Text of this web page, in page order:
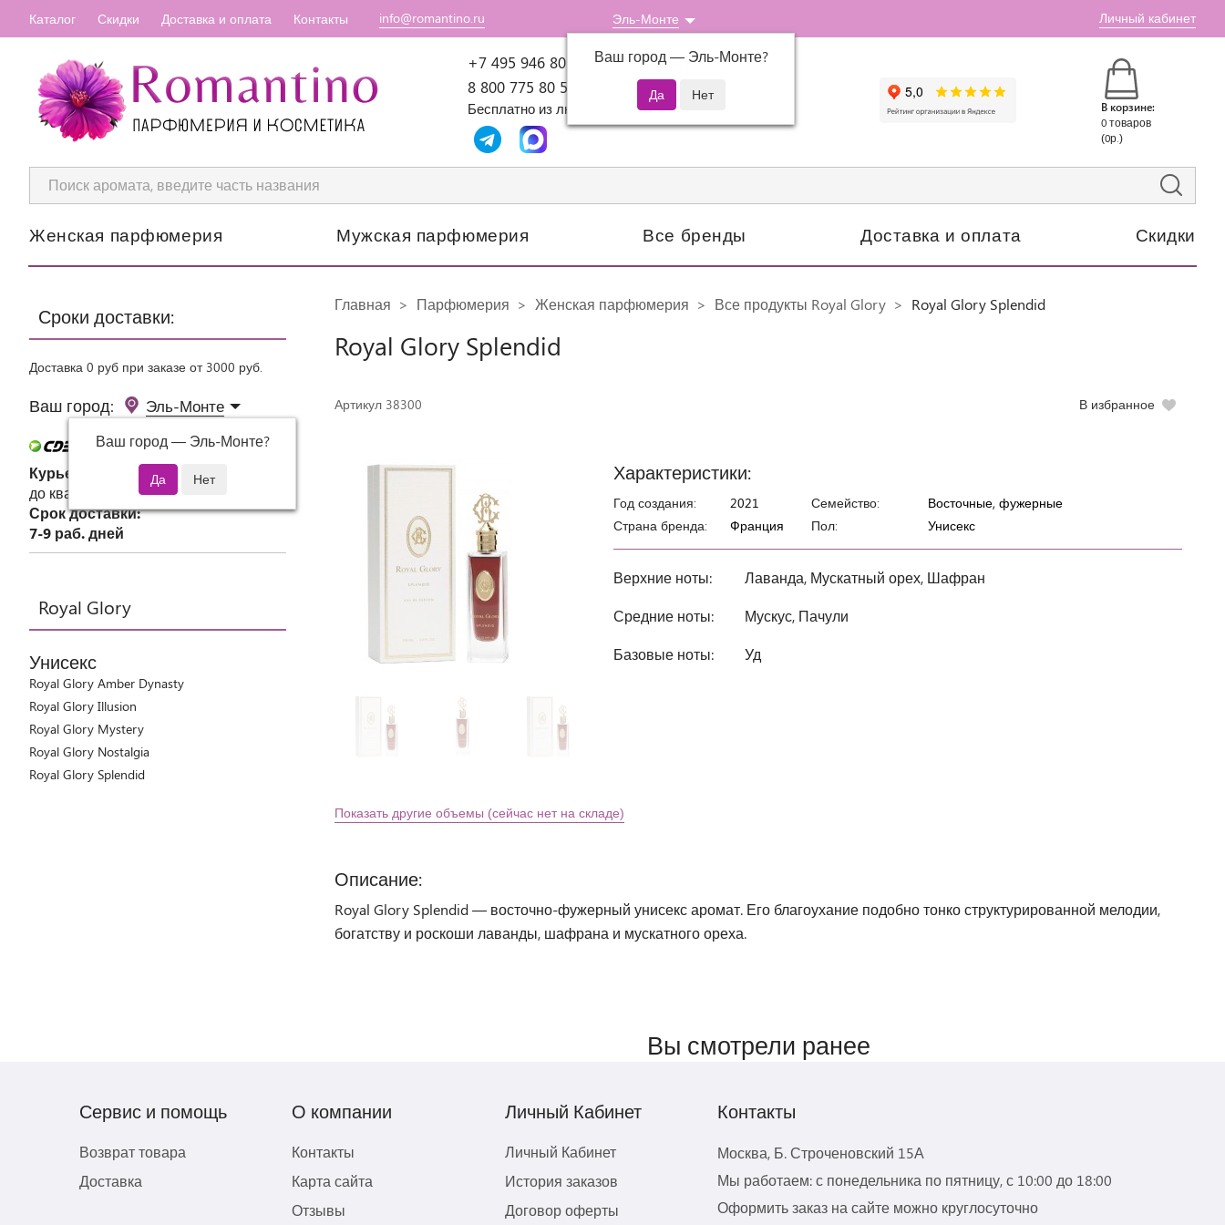
Каталог Скидки Доставка и оплата Контакты info@romantino.ru Эль-Монте
Ваш город — Эль-Монте?
Личный кабинет
+7 495 946 80 07 Пн-Пт: 10:00-18:00
8 800 775 80 51
Бесплатно из любого региона России
В корзине:
0 товаров
(0р.)
Женская парфюмерия Мужская парфюмерия Все бренды Доставка и оплата Скидки
Сроки доставки:
Доставка 0 руб при заказе от 3000 руб.
Ваш город: Эль-Монте
Ваш город — Эль-Монте?
Курьер СДЭК
до квартиры или офиса
Срок доставки:
7-9 раб. дней
Royal Glory
Унисекс
Royal Glory Amber Dynasty
Royal Glory Illusion
Royal Glory Mystery
Royal Glory Nostalgia
Royal Glory Splendid
Главная Парфюмерия Женская парфюмерия Все продукты Royal Glory Royal Glory Splendid
Royal Glory Splendid
Артикул 38300 В избранное
Характеристики:
Год создания:
2021
Страна бренда:
Франция
Семейство:
Восточные, фужерные
Пол:
Унисекс
Верхние ноты:
Лаванда, Мускатный орех, Шафран
Средние ноты:
Мускус, Пачули
Базовые ноты:
Уд
Показать другие объемы (сейчас нет на складе)
Описание:
Royal Glory Splendid — восточно-фужерный унисекс аромат. Его благоухание подобно тонко структурированной мелодии,
богатству и роскоши лаванды, шафрана и мускатного ореха.
Вы смотрели ранее
Сервис и помощь
Возврат товара
Доставка
О компании
Контакты
Карта сайта
Отзывы
Личный Кабинет
Личный Кабинет
История заказов
Договор оферты
Контакты
Москва, Б. Строченовский 15А
Мы работаем: с понедельника по пятницу, с 10:00 до 18:00
Оформить заказ на сайте можно круглосуточно